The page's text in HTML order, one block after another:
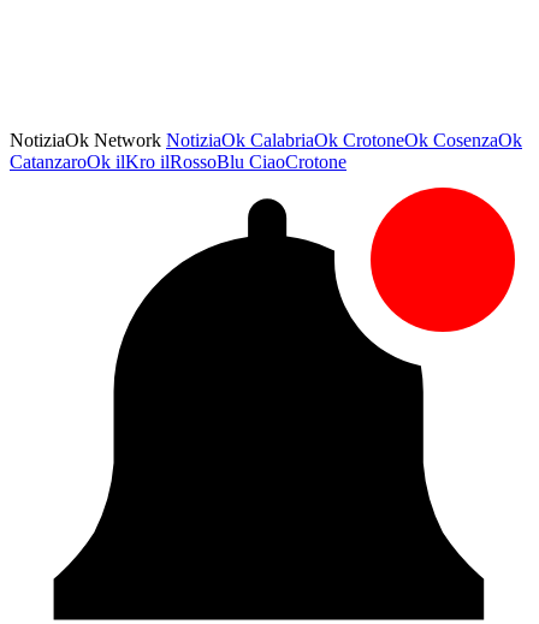
NotiziaOk Network NotiziaOk CalabriaOk CrotoneOk CosenzaOk
CatanzaroOk ilKro ilRossoBlu CiaoCrotone